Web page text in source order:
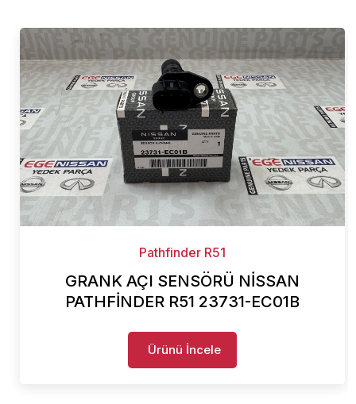
Pathfinder R51
GRANK AÇI SENSÖRÜ NİSSAN
PATHFİNDER R51 23731-EC01B
Ürünü İncele